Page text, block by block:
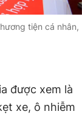
tiện cá nhân,
được xem là
xe, ô nhiễm